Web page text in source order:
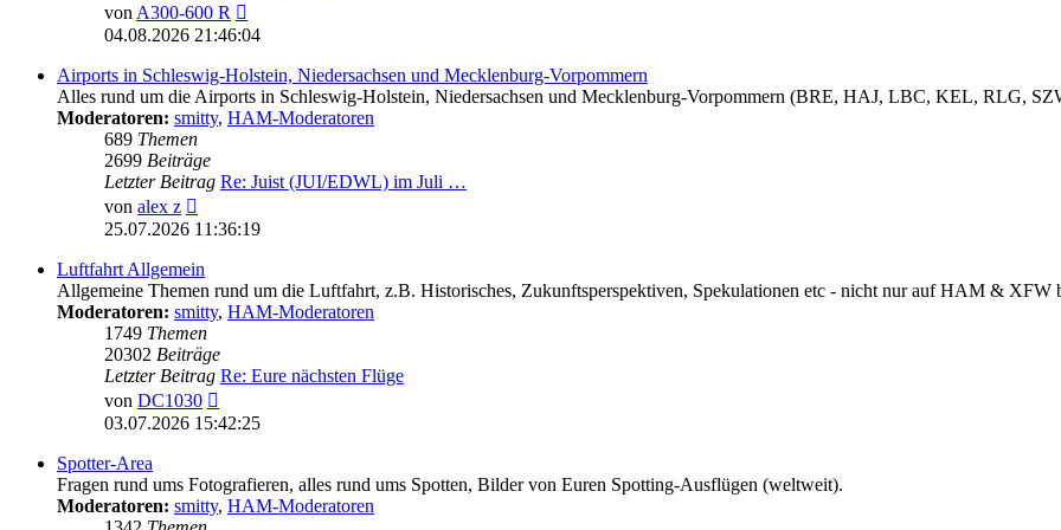
vonA300-600 R
Beitrag
04.08.2026 21:46:04
Airports in Schleswig-Holstein, Niedersachsen und Mecklenburg-Vorpommern
Alles rund um die Airports in Schleswig-Holstein, Niedersachsen und Mecklenburg-Vorpommern (BRE, HAJ, LBC, KEL, RLG,
Moderatoren: smitty, HAM-Moderatoren
689 Themen
2699 Beiträge
Letzter Beitrag Re: Juist (JUI/EDWL) im Juli …
von alex z
Beitrag
25.07.2026 11:36:19
Luftfahrt Allgemein
Allgemeine Themen rund um die Luftfahrt, z.B. Historisches, Zukunftsperspektiven, Spekulationen etc - nicht nur auf HAM & XFW
Moderatoren: smitty, HAM-Moderatoren
1749 Themen
20302 Beiträge
Letzter Beitrag Re: Eure nächsten Flüge
von DC1030
Beitrag
03.07.2026 15:42:25
Spotter-Area
Fragen rund ums Fotografieren, alles rund ums Spotten, Bilder von Euren Spotting-Ausflügen (weltweit).
Moderatoren: smitty, HAM-Moderatoren